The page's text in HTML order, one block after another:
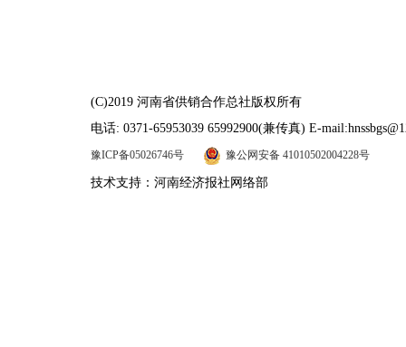
(C)2019 河南省供销合作总社版权所有
电话: 0371-65953039 65992900(兼传真) E-
豫ICP备05026746号 豫公网安备 41010502004228号
技术支持：河南经济报社网络部